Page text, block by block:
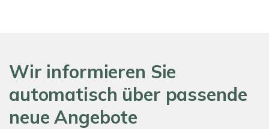
Wir informieren Sie
automatisch über passende
neue Angebote